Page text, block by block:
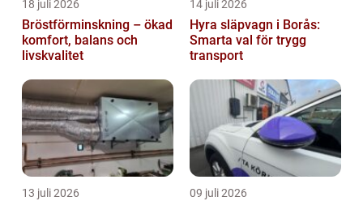
18 juli 2026
Bröstförminskning – ökad
komfort, balans och
livskvalitet
14 juli 2026
Hyra släpvagn i Borås:
Smarta val för trygg
transport
13 juli 2026 09 juli 2026